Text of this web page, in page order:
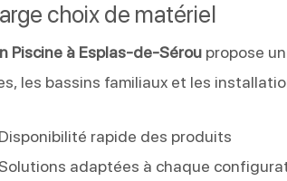
choix de matériel
Piscine à Esplas-de-Sérou propose
les bassins familiaux et les
Disponibilité rapide des produits
adaptées à chaque